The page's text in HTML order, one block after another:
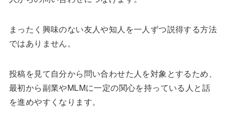
まったく興味のない友人や知人を一人ずつ説得する方法
ではありません。
投稿を見て自分から問い合わせた人を対象とするため、
最初から副業やMLMに一定の関心を持っている人と話
を進めやすくなります。